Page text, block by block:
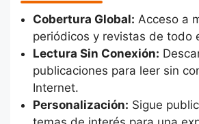
Cobertura Global: Acceso a
periódicos y revistas de todo
Lectura Sin Conexión:
publicaciones para leer sin
Internet.
Personalización: Sigue